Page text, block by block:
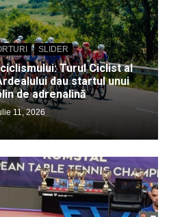
SLIDER
Turul Ciclist al
dau startul unui
de adrenalină
11, 2026